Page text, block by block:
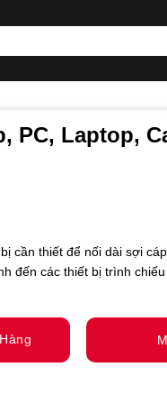
PC, Laptop,
cần thiết để nối dài sợi
đến các thiết bị trình